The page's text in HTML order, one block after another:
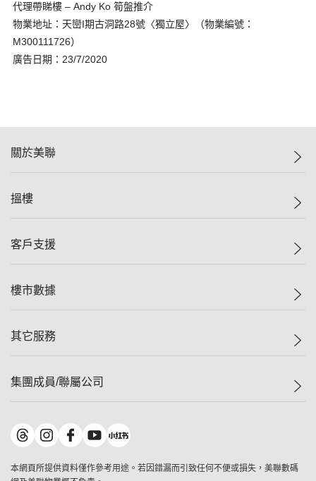
代理帶睇樓 – Andy Ko 筍盤推介
物業地址：天巒I期古洞路28號〈獨立屋〉（物業編號：
M300111726）
廣告日期：23/7/2020
關於美聯
美聯集團
人才招募
搵樓
一手新盤
減價
美聯豪宅
獨家樓盤
租盤
客戶支援
自助放盤
查詢熱線
按揭計算機
負擔能力計算機
轉按計算機
繳款方式
樓市數據
樓價指數
歷史成交
屋苑成交排行榜
地區百科
其它服務
屋苑專頁
美聯精英會
美善會
集團成員/聯屬公司
美聯物業
鋑聯控股*
美聯工商舖*
本網頁所提供資料僅作參考用途。若因錯漏而引致任何不便或損失，美聯數碼